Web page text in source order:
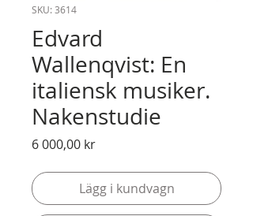
SKU: 3614
Edvard
Wallenqvist: En
italiensk musiker.
Nakenstudie
6 000,00 krPris
Lägg i kundvagn